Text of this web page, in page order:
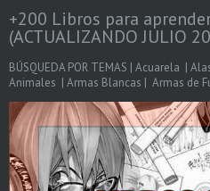
+200 Libros para
(ACTUALIZANDO JULIO
BÚSQUEDA POR TEMAS | Acuarela |
Animales | Armas Blancas | Armas de